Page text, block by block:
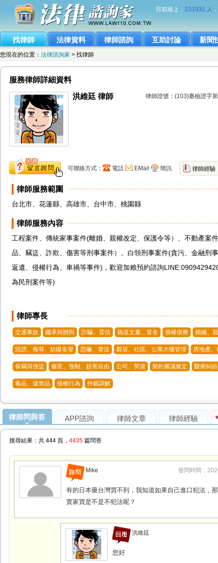
目前線上：231931 人
找律師 法律資料 律師諮詢 互助討論 新聞
您現在的位置： 法律諮詢家 > 找律師
服務律師詳細資料
洪維廷 律師
律師證號：(103)臺檢證字
律師經驗
可聯絡方式： 電話 EMail 簡訊
律師服務範圍
台北市、花蓮縣、高雄市、台中市、桃園縣
律師服務內容
工程案件、傳統家事案件(離婚、親權改定、保護令等）、不動產案
品、竊盜、詐欺、傷害等刑事案件）、白領刑事案件(貪污、金融刑
返遺、侵權行為、車禍等事件)，歡迎加賴預約諮詢
為民刑案件等)
律師專長
交通事故 繼承與贈與 詐騙、背信 偽造文書、冒名 債權債務 婚姻、
毀謗、侮辱、妨礙名譽 恐嚇、脅迫 鄰居、社區、公寓大樓管理 房地產、
偷竊與強盜 傷害、強制、妨害自由 公司、勞資 契約審議擬定 醫療糾
毒品、違禁品 侵權行為 仲裁調解
律師問與答 APP諮詢 律師文章 律師經驗
搜尋結果：共 444 頁，4435 篇問答
Mike 發問時間：
有的日本藥台灣買不到，我知道如果自己進口犯法，
賣家買是不是不犯法呢？
洪維廷
您好